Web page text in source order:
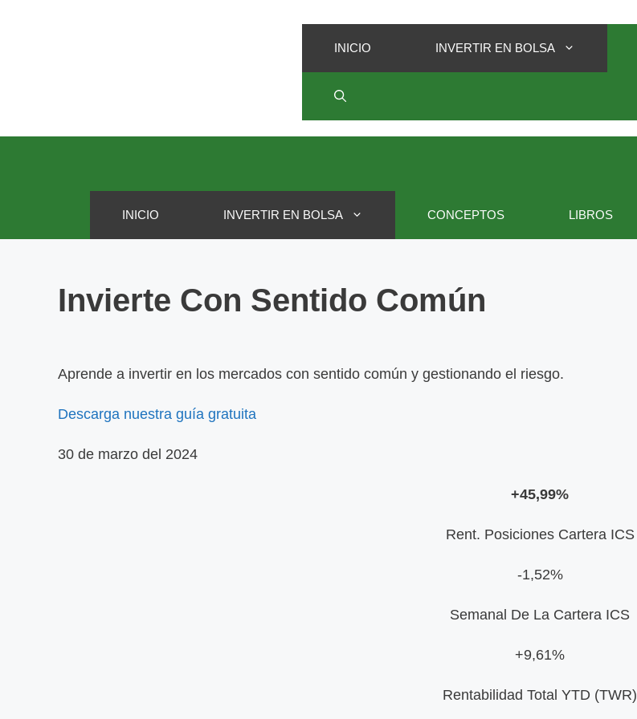
INICIO INVERTIR EN BOLSA
INICIO INVERTIR EN BOLSA CONCEPTOS LIBROS
Invierte Con Sentido Común
Aprende a invertir en los mercados con sentido común y gestionando el riesgo.
Descarga nuestra guía gratuita
30 de marzo del 2024
+45,99%
Rent. Posiciones Cartera ICS
-1,52%
Semanal De La Cartera ICS
+9,61%
Rentabilidad Total YTD (TWR)